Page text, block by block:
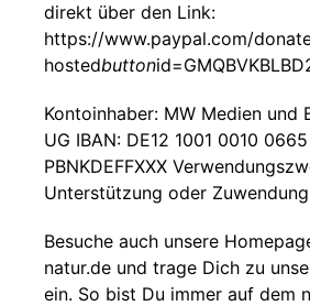
direkt über den Link:
https://www.paypal.com/
hostedbutton
Kontoinhaber: MW Medien und
UG IBAN: DE12 1001 0010
PBNKDEFFXXX
Unterstützung oder Zuwendung
Besuche auch unsere
natur.de und trage Dich zu
ein. So bist Du immer auf dem